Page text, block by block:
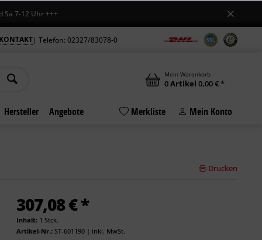
Uhr +++
KONTAKT| Telefon: 02327/83078-0
Mein Warenkorb
0Artikel 0,00 € *
Hersteller Angebote Merkliste Mein Konto
Drucken
307,08 € *
Inhalt: 1 Stck.
Artikel-Nr.: ST-601190| inkl. MwSt.